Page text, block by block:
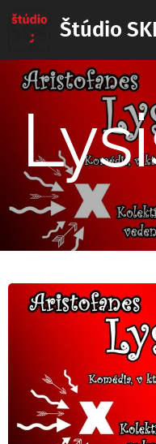
Štúdio